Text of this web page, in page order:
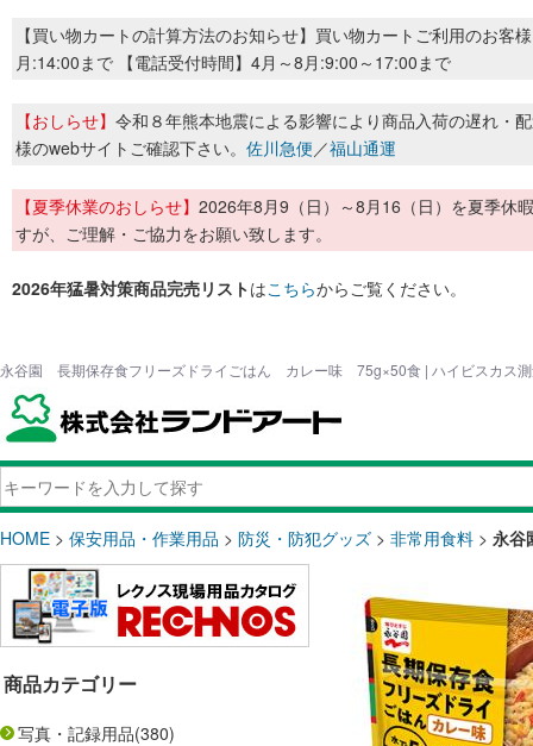
【買い物カートの計算方法のお知らせ】買い物カートご利用のお客
月:14:00まで 【電話受付時間】4月～8月:9:00～17:00まで
【おしらせ】 令和８年熊本地震による影響により商品入荷の遅れ・
様のwebサイトご確認下さい。 佐川急便／福山通運
【夏季休業のおしらせ】 2026年8月9（日）～8月16（日）を夏季休
すが、ご理解・ご協力をお願い致します。
2026年猛暑対策商品完売リストはこちらからご覧ください。
永谷園 長期保存食フリーズドライごはん カレー味 75g×50食 | ハイビスカス測
HOME > 保安用品・作業用品 > 防災・防犯グッズ > 非常用食料 > 永
商品カテゴリー
写真・記録用品(380)